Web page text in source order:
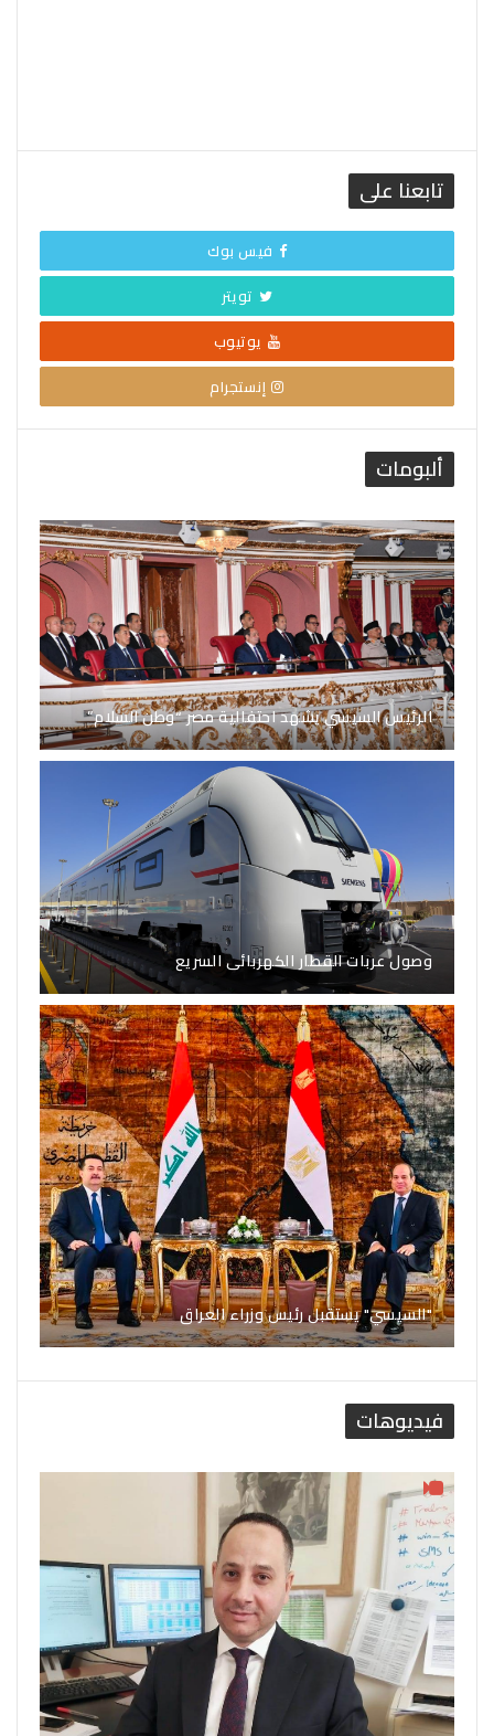
تابعنا على
فيس بوك
تويتر
يوتيوب
إنستجرام
ألبومات
الرئيس السيسي يشهد احتفالية مصر “وطن السلام”
وصول عربات القطار الكهربائى السريع
"السيسي" يستقبل رئيس وزراء العراق
فيديوهات